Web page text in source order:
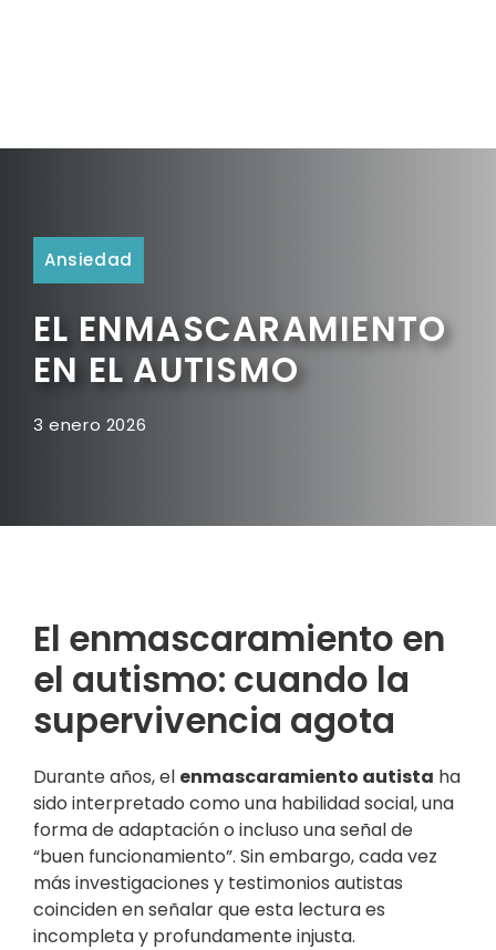
Ansiedad
EL ENMASCARAMIENTO
EN EL AUTISMO
3 enero 2026
El enmascaramiento en
el autismo: cuando la
supervivencia agota
Durante años, el enmascaramiento autista ha
sido interpretado como una habilidad social, una
forma de adaptación o incluso una señal de
“buen funcionamiento”. Sin embargo, cada vez
más investigaciones y testimonios autistas
coinciden en señalar que esta lectura es
incompleta y profundamente injusta.